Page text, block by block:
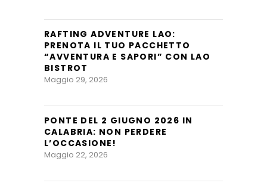
RAFTING ADVENTURE LAO:
PRENOTA IL TUO PACCHETTO
“AVVENTURA E SAPORI” CON LAO
BISTROT
Maggio 29, 2026
PONTE DEL 2 GIUGNO 2026 IN
CALABRIA: NON PERDERE
L’OCCASIONE!
Maggio 22, 2026